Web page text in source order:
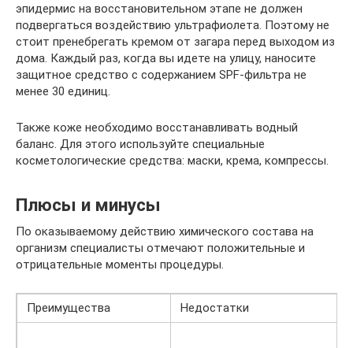
эпидермис на восстановительном этапе не должен
подвергаться воздействию ультрафиолета. Поэтому не
стоит пренебрегать кремом от загара перед выходом из
дома. Каждый раз, когда вы идете на улицу, наносите
защитное средство с содержанием SPF-фильтра не
менее 30 единиц.
Также коже необходимо восстанавливать водный
баланс. Для этого используйте специальные
косметологические средства: маски, крема, компрессы.
Плюсы и минусы
По оказываемому действию химического состава на
организм специалисты отмечают положительные и
отрицательные моменты процедуры.
Преимущества Недостатки